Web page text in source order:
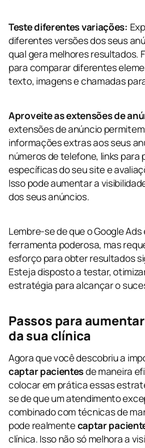
Teste diferentes variações:
diferentes versões dos seus
qual gera melhores resultados.
para comparar diferentes
texto, imagens e chamadas
Aproveite as extensões de
extensões de anúncio
informações extras aos seus
números de telefone, links para
específicas do seu site e
Isso pode aumentar a
dos seus anúncios.
Lembre-se de que o Google Ads
ferramenta poderosa, mas
esforço para obter resultados
Esteja disposto a testar,
estratégia para alcançar o
Passos para
da sua clínica
Agora que você descobriu a
captar pacientesde maneira
colocar em prática essas
se de que um atendimento
combinado com técnicas de
pode realmentecaptar
clínica. Isso não só melhora a